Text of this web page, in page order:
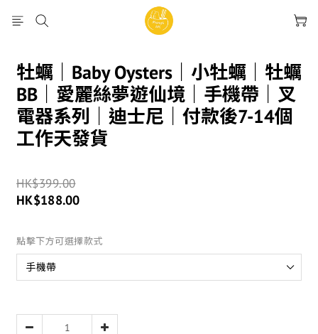
牡蠣｜Baby Oysters｜小牡蠣｜牡蠣
BB｜愛麗絲夢遊仙境｜手機帶｜叉
電器系列｜迪士尼｜付款後7-14個
工作天發貨
HK$399.00
HK$188.00
點擊下方可選擇款式